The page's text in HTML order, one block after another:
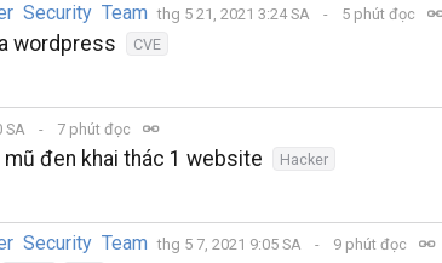
Security Team thg 5 21, 2021 3:24 SA 5 phút đọc
wordpress CVE
SA 7 phút đọc
đen khai thác 1 website Hacker
Security Team thg 5 7, 2021 9:05 SA 9 phút đọc